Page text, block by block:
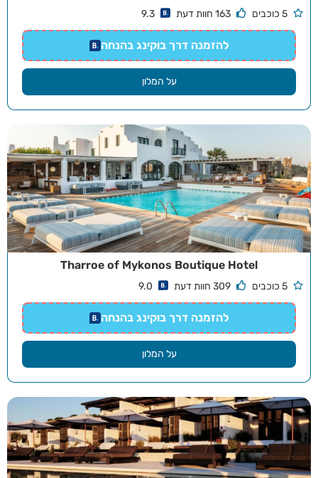
5 כוכבים 163 חוות דעת 9.3
להזמנה דרך בוקינג בהנחה
על המלון
Tharroe of Mykonos Boutique Hotel
5 כוכבים 309 חוות דעת 9.0
להזמנה דרך בוקינג בהנחה
על המלון